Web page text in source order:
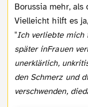
Borussia mehr,
Vielleicht hilft es
"Ich verliebte mich
später inFrauen
unerklärlich,
den Schmerz und
verschwenden,